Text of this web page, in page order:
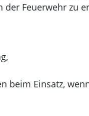
Feuerwehr zu
beim Einsatz,